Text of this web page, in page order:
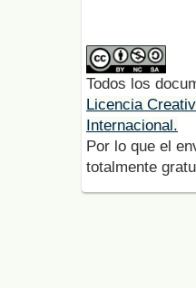
Todos los
Licencia
Internacional.
Por lo que el
totalmente